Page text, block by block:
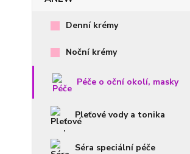
Denní krémy
Noční krémy
Péče o oční okolí, masky
Pleťové vody a tonika
Séra speciální péče